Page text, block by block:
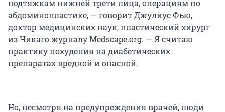
подтяжкам нижней трети лица, операциям по
абдоминопластике, — говорит Джулиус Фью,
доктор медицинских наук, пластический хирург
из Чикаго журналу Medscape.org. — Я считаю
практику похудения на диабетических
препаратах вредной и опасной.
Но, несмотря на предупреждения врачей, люди